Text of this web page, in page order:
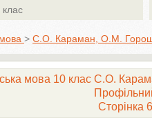
клас
> С.О. Караман, О.М.
мова 10 клас С.О.
Сторінка